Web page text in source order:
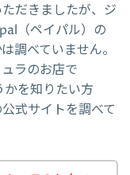
だきましたが、ジ
（ペイパル）の
調べていません。
ラのお店で
を知りたい方
式サイトを調べて